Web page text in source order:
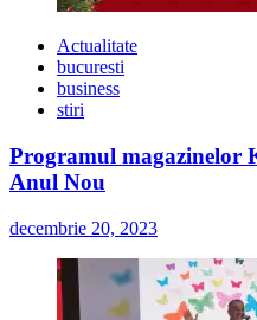
Actualitate
bucuresti
business
stiri
Programul magazinelor
Anul Nou
decembrie 20, 2023